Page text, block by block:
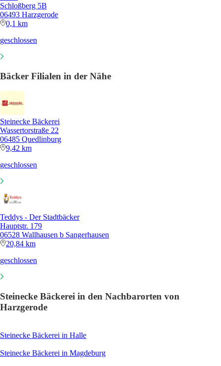
Schloßberg 5B
06493 Harzgerode
0,1 km
geschlossen
Bäcker Filialen in der Nähe
Steinecke Bäckerei
Wassertorstraße 22
06485 Quedlinburg
9,42 km
geschlossen
Teddys - Der Stadtbäcker
Hauptstr. 179
06528 Wallhausen b Sangerhausen
20,84 km
geschlossen
Steinecke Bäckerei in den Nachbarorten von
Harzgerode
Steinecke Bäckerei in Halle
Steinecke Bäckerei in Magdeburg